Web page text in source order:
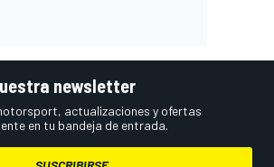
newsletter
actualizaciones y ofertas
en tu bandeja de entrada.